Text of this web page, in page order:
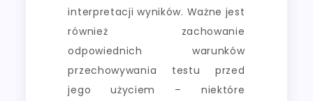
interpretacji wyników. Ważne jest
również zachowanie
odpowiednich warunków
przechowywania testu przed
jego użyciem – niektóre